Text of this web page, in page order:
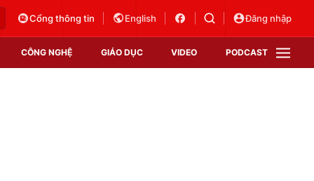
Cổng thông tin English Đăng nhập
CÔNG NGHỆ GIÁO DỤC VIDEO PODCAST